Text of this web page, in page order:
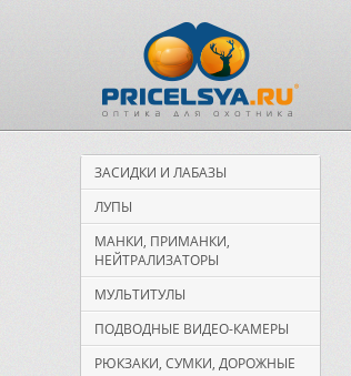
ЗАСИДКИ И ЛАБАЗЫ
ЛУПЫ
МАНКИ, ПРИМАНКИ,
НЕЙТРАЛИЗАТОРЫ
МУЛЬТИТУЛЫ
ПОДВОДНЫЕ ВИДЕО-КАМЕРЫ
РЮКЗАКИ, СУМКИ, ДОРОЖНЫЕ